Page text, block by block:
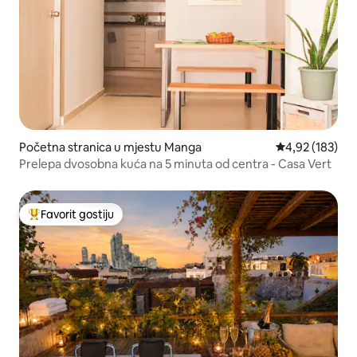
Početna stranica u mjestu Manga prosječna
4,92 (183)
Prelepa dvosobna kuća na 5 minuta od centra - Casa Vert
Glavni favorit gostiju
Favorit gostiju